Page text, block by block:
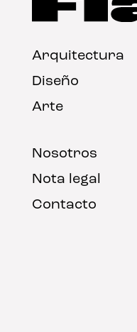
Arquitectura
Diseño
Arte
Nosotros
Nota legal
Contacto